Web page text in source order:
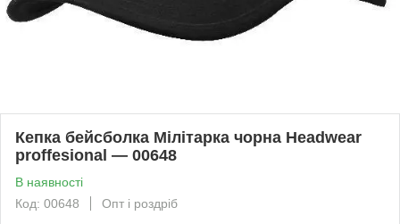
Кепка бейсболка Мілітарка чорна Headwear
proffesional — 00648
В наявності
Код: 00648
Опт і роздріб